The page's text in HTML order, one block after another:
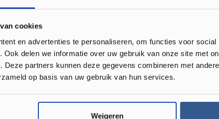
cookies
en advertenties te personaliseren, om functies voor
Ook delen we informatie over uw gebruik van onze site met
Deze partners kunnen deze gegevens combineren met
op basis van uw gebruik van hun services.
Weigeren
maken. Je vindt